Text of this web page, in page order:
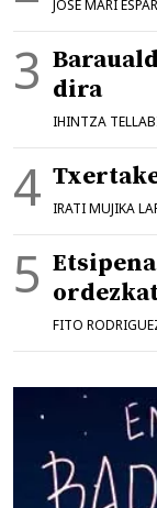
JOSE MARI
dira
IHINTZA
IRATI MUJIKA
FITO